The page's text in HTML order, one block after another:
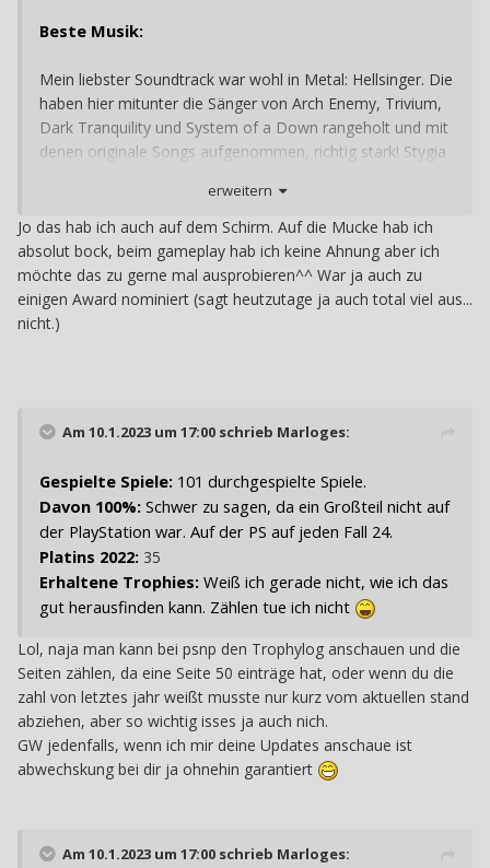
Beste Musik:
Mein liebster Soundtrack war wohl in Metal: Hellsinger. Die
haben hier mitunter die Sänger von Arch Enemy, Trivium,
Dark Tranquility und System of a Down rangeholt und mit
denen originale Songs aufgenommen, richtig stark! Stygia
erweitern
Jo das hab ich auch auf dem Schirm. Auf die Mucke hab ich
absolut bock, beim gameplay hab ich keine Ahnung aber ich
möchte das zu gerne mal ausprobieren^^ War ja auch zu
einigen Award nominiert (sagt heutzutage ja auch total viel aus...
nicht.)
Am 10.1.2023 um 17:00 schrieb Marloges:
Gespielte Spiele: 101 durchgespielte Spiele.
Davon 100%: Schwer zu sagen, da ein Großteil nicht auf
der PlayStation war. Auf der PS auf jeden Fall 24.
Platins 2022: 35
Erhaltene Trophies: Weiß ich gerade nicht, wie ich das
gut herausfinden kann. Zählen tue ich nicht
Lol, naja man kann bei psnp den Trophylog anschauen und die
Seiten zählen, da eine Seite 50 einträge hat, oder wenn du die
zahl von letztes jahr weißt musste nur kurz vom aktuellen stand
abziehen, aber so wichtig isses ja auch nich.
GW jedenfalls, wenn ich mir deine Updates anschaue ist
abwechskung bei dir ja ohnehin garantiert
Am 10.1.2023 um 17:00 schrieb Marloges: